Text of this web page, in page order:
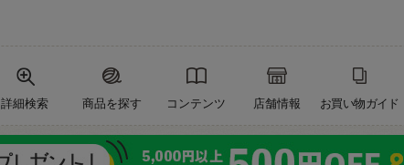
詳細検索 商品を探す コンテンツ 店舗情報 お買い物ガイド